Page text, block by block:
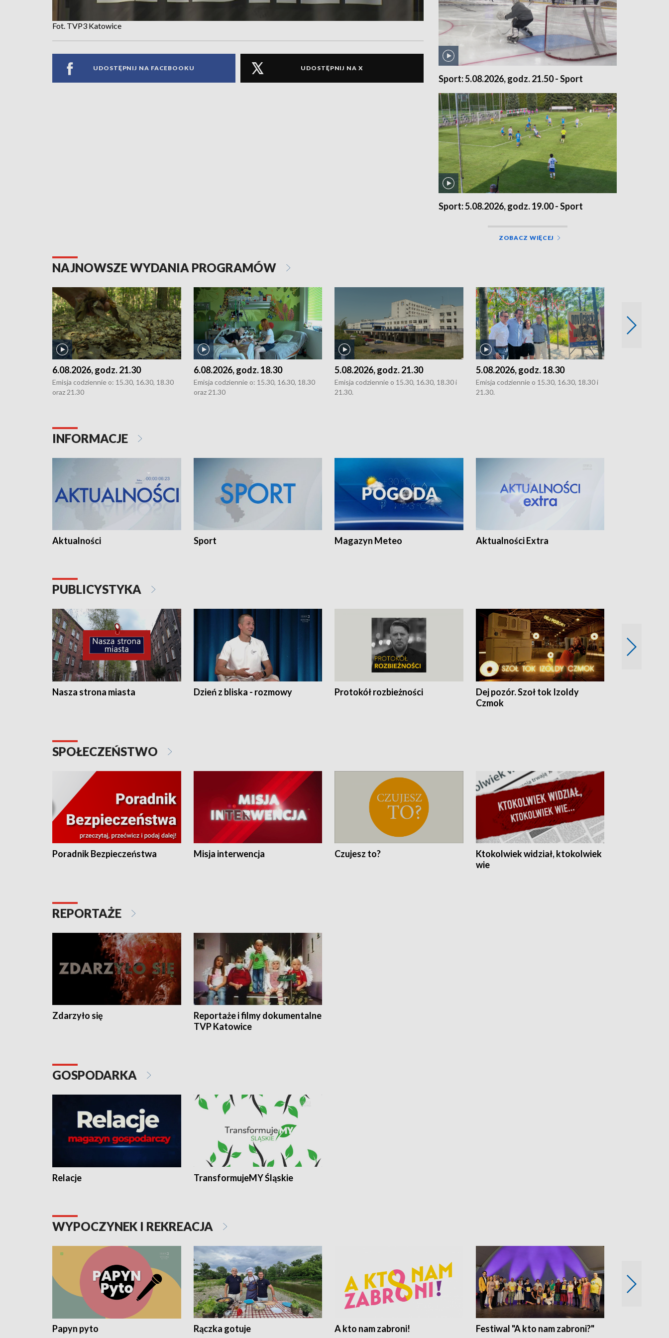
Fot. TVP3 Katowice
UDOSTĘPNIJ NA FACEBOOKU UDOSTĘPNIJ NA X
Sport: 5.08.2026, godz. 21.50 - Sport
Sport: 5.08.2026, godz. 19.00 - Sport
ZOBACZ WIĘCEJ
NAJNOWSZE WYDANIA PROGRAMÓW
6.08.2026, godz. 21.30
Emisja codziennie o: 15.30, 16.30, 18.30
oraz 21.30
6.08.2026, godz. 18.30
Emisja codziennie o: 15.30, 16.30, 18.30
oraz 21.30
5.08.2026, godz. 21.30
Emisja codziennie o 15.30, 16.30, 18.30 i
21.30.
5.08.2026, godz. 18.30
Emisja codziennie o 15.30, 16.30, 18.30 i
21.30.
INFORMACJE
Aktualności Sport Magazyn Meteo Aktualności Extra
PUBLICYSTYKA
Nasza strona miasta Dzień z bliska - rozmowy Protokół rozbieżności
Dej pozór. Szoł tok Izoldy
Czmok
SPOŁECZEŃSTWO
Poradnik Bezpieczeństwa Misja interwencja Czujesz to?
Ktokolwiek widział, ktokolwiek
wie
REPORTAŻE
Zdarzyło się
Reportaże i filmy dokumentalne
TVP Katowice
GOSPODARKA
Relacje TransformujeMY Śląskie
WYPOCZYNEK I REKREACJA
Papyn pyto Rączka gotuje A kto nam zabroni! Festiwal "A kto nam zabroni?"